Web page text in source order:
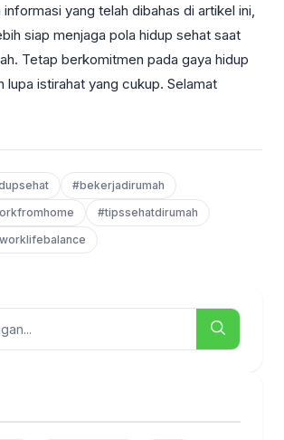
yang telah dibahas di artikel ini,
siap menjaga pola hidup sehat saat
Tetap berkomitmen pada gaya hidup
lupa istirahat yang cukup. Selamat
#bekerjadirumah
#tipssehatdirumah